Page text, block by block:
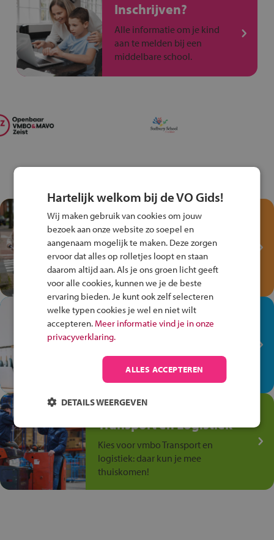
Inschrijven?
Alle informatie om je kind
aan te melden bij een
middelbare school.
Test je kennis met het
Fiets Veilig
Verkeersspel!
Speel het Fiets Veilig Verkeersspel
en win een Cortina-fiets!
In de winkel ben je op je
plek!
op de winkelvloer, waar elke dag
anders is!
Jouw talent in de
Transport en Logistiek
Kies voor vmbo Transport en
logistiek: daar kun je mee
thuiskomen!
Hartelijk welkom bij de VO Gids!
Wij maken gebruik van cookies om jouw
bezoek aan onze website zo soepel en
aangenaam mogelijk te maken. Deze zorgen
ervoor dat alles op rolletjes loopt en staan
daarom altijd aan. Als je ons groen licht geeft
voor alle cookies, kunnen we je de beste
ervaring bieden. Je kunt ook zelf selecteren
welke typen cookies je wel en niet wilt
accepteren. Meer informatie vind je in onze
privacyverklaring.
ALLES ACCEPTEREN
DETAILS WEERGEVEN